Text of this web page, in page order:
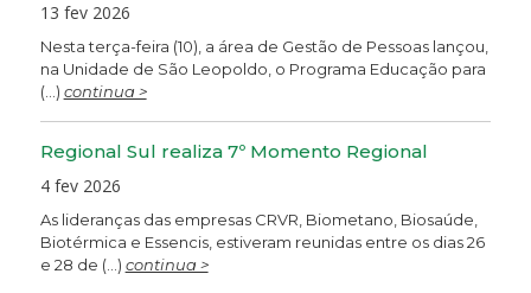
13 fev 2026
Nesta terça-feira (10), a área de Gestão de Pessoas lançou,
na Unidade de São Leopoldo, o Programa Educação para
(...) continua >
Regional Sul realiza 7º Momento Regional
4 fev 2026
As lideranças das empresas CRVR, Biometano, Biosaúde,
Biotérmica e Essencis, estiveram reunidas entre os dias 26
e 28 de (...) continua >